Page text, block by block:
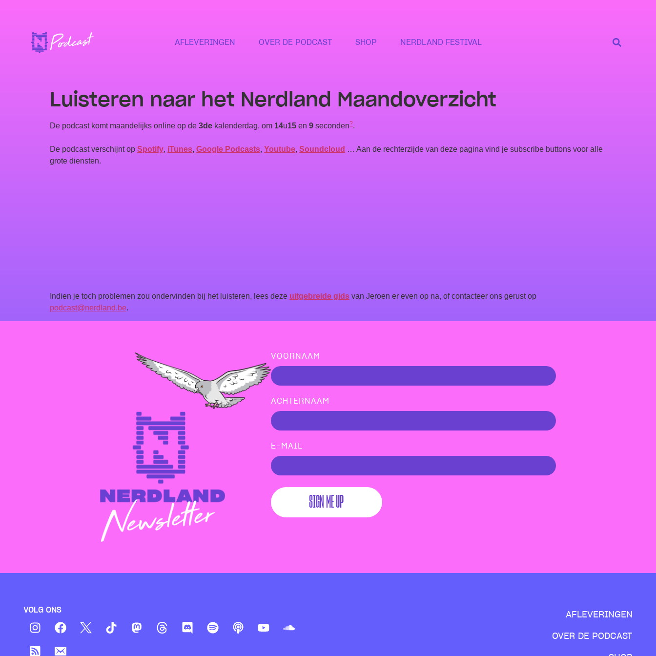
AFLEVERINGEN OVER DE PODCAST SHOP NERDLAND FESTIVAL
Luisteren naar het Nerdland Maandoverzicht
De podcast komt maandelijks online op de 3de kalenderdag, om 14u15 en 9 seconden?.
De podcast verschijnt op Spotify, iTunes, Google Podcasts, Youtube, Soundcloud … Aan de rechterzijde van deze pagina vind je subscribe buttons voor alle
grote diensten.
Indien je toch problemen zou ondervinden bij het luisteren, lees deze uitgebreide gids van Jeroen er even op na, of contacteer ons gerust op
podcast@nerdland.be.
VOORNAAM
ACHTERNAAM
E-MAIL
SIGN ME UP
VOLG ONS
AFLEVERINGEN
OVER DE PODCAST